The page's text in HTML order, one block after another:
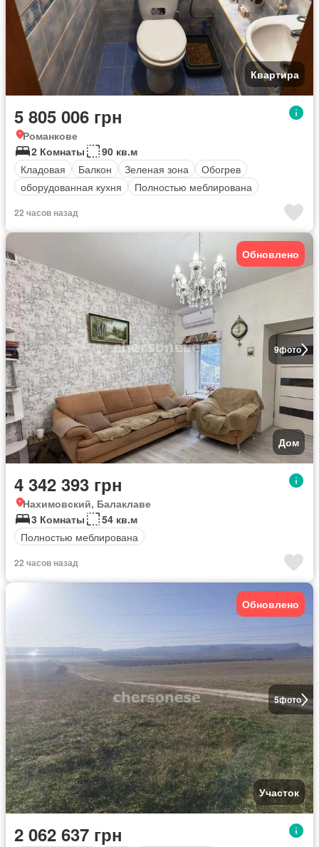
Квартира
5 805 006 грн
Романкове
2 Комнаты
90 кв.м
Кладовая
Балкон Зеленая зона
Обогрев
оборудованная кухня
Полностью меблирована
22 часов назад
9фото
Обновлено
Дом
4 342 393 грн
Нахимовский, Балаклаве
3 Комнаты
54 кв.м
Полностью меблирована
22 часов назад
5фото
Обновлено
Участок
2 062 637 грн